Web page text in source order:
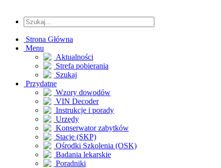
Strona Główna
Menu
Aktualności
Strefa pobierania
Szukaj
Przydatne
Wzory dowodów
VIN Decoder
Instrukcje i porady
Urzędy
Konserwator zabytków
Stacje (SKP)
Ośrodki Szkolenia (OSK)
Badania lekarskie
Poradniki